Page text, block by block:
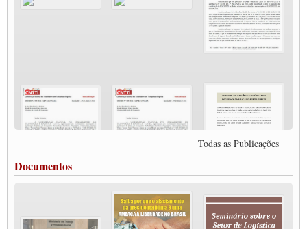
Participe da Campanha Fora Bolsonaro
CNTTL e FECOOTAC apoiam Campanha de testes de COVID-19 para
MODAL-LIVE#8 - Lideranças sindicais da CNTTL, CGTB e dos caminhoneiros
O PAPEL DA ITF E FUTAC NAS LUTAS, EMPREGO, DIREITOS EM
ESCALA GLOBAL E DA DEFESA DA VIDA
Modal-Live #6: Com participação especial do professor da Unisinos e Doutor em
Ciências da Comunicação da USP, Rafael Grohmann, que coordena uma pesquisa
MODAL-LIVE #5 IMPACTOS DA COVID-19 NO TRABALHO VIÁRIO
(15/06/2020)
MODAL-LIVE #4 A privatização da gestão portuária e a Pandemia (9/06/2020)
Todas as Publicações
Documentos